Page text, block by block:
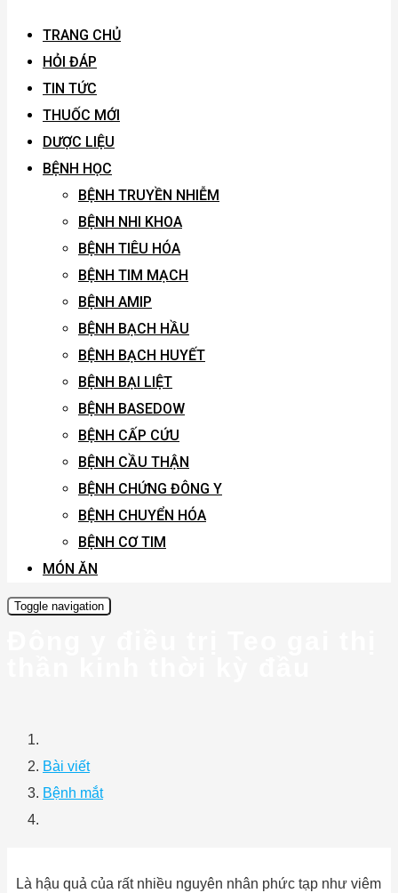
TRANG CHỦ
HỎI ĐÁP
TIN TỨC
THUỐC MỚI
DƯỢC LIỆU
BỆNH HỌC
BỆNH TRUYỀN NHIỄM
BỆNH NHI KHOA
BỆNH TIÊU HÓA
BỆNH TIM MẠCH
BỆNH AMIP
BỆNH BẠCH HẦU
BỆNH BẠCH HUYẾT
BỆNH BẠI LIỆT
BỆNH BASEDOW
BỆNH CẤP CỨU
BỆNH CẦU THẬN
BỆNH CHỨNG ĐÔNG Y
BỆNH CHUYỂN HÓA
BỆNH CƠ TIM
MÓN ĂN
Toggle navigation
Bài viết
Bệnh mắt
Là hậu quả của rất nhiều nguyên nhân phức tạp như viêm